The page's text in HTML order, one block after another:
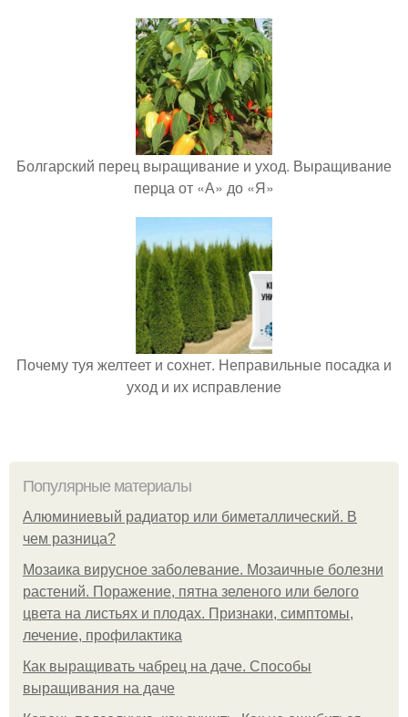
Болгарский перец выращивание и уход. Выращивание
перца от «А» до «Я»
Почему туя желтеет и сохнет. Неправильные посадка и
уход и их исправление
Популярные материалы
Алюминиевый радиатор или биметаллический. В
чем разница?
Мозаика вирусное заболевание. Мозаичные болезни
растений. Поражение, пятна зеленого или белого
цвета на листьях и плодах. Признаки, симптомы,
лечение, профилактика
Как выращивать чабрец на даче. Способы
выращивания на даче